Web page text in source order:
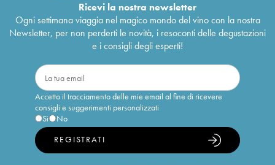
Ricevi la nostra newsletter
Ogni settimana viaggia nel magico mondo del vino con la nostra
Newsletter, per non perderti le novità, i resoconti delle degustazioni
e i consigli degli esperti!
Accetto il tracciamento delle mie email al fine di ricevere
consigli e suggerimenti personalizzati
Sì
No
REGISTRATI